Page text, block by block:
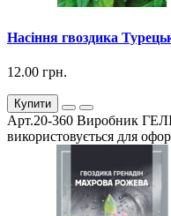
Насіння гвоздика
12.00 грн.
Купити
Арт.20-360 Виробник
використовується для